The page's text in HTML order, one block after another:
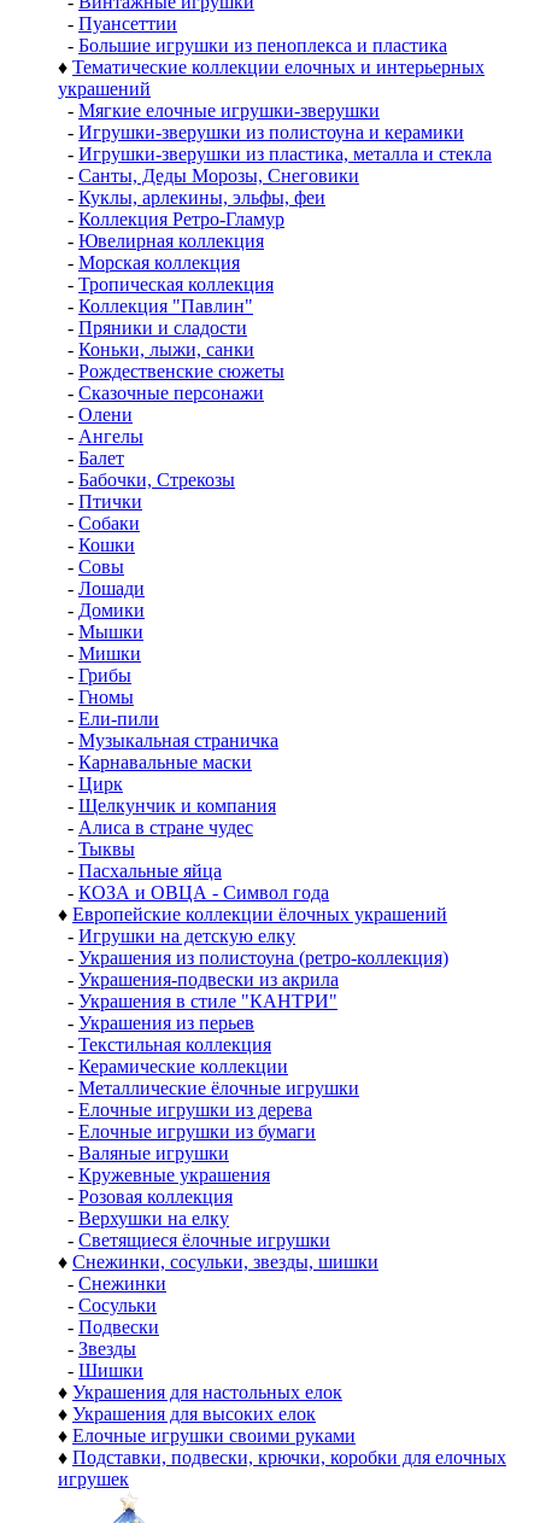
- Пуансеттии
- Большие игрушки из пеноплекса и пластика
♦ Тематические коллекции елочных и интерьерных
украшений
- Мягкие елочные игрушки-зверушки
- Игрушки-зверушки из полистоуна и керамики
- Игрушки-зверушки из пластика, металла и стекла
- Санты, Деды Морозы, Снеговики
- Куклы, арлекины, эльфы, феи
- Коллекция Ретро-Гламур
- Ювелирная коллекция
- Морская коллекция
- Тропическая коллекция
- Коллекция "Павлин"
- Пряники и сладости
- Коньки, лыжи, санки
- Рождественские сюжеты
- Сказочные персонажи
- Олени
- Ангелы
- Балет
- Бабочки, Стрекозы
- Птички
- Собаки
- Кошки
- Совы
- Лошади
- Домики
- Мышки
- Мишки
- Грибы
- Гномы
- Ели-пили
- Музыкальная страничка
- Карнавальные маски
- Цирк
- Щелкунчик и компания
- Алиса в стране чудес
- Тыквы
- Пасхальные яйца
- КОЗА и ОВЦА - Символ года
♦ Европейские коллекции ёлочных украшений
- Игрушки на детскую елку
- Украшения из полистоуна (ретро-коллекция)
- Украшения-подвески из акрила
- Украшения в стиле "КАНТРИ"
- Украшения из перьев
- Текстильная коллекция
- Керамические коллекции
- Металлические ёлочные игрушки
- Елочные игрушки из дерева
- Елочные игрушки из бумаги
- Валяные игрушки
- Кружевные украшения
- Розовая коллекция
- Верхушки на елку
- Светящиеся ёлочные игрушки
♦ Снежинки, сосульки, звезды, шишки
- Снежинки
- Сосульки
- Подвески
- Звезды
- Шишки
♦ Украшения для настольных елок
♦ Украшения для высоких елок
♦ Елочные игрушки своими руками
♦ Подставки, подвески, крючки, коробки для елочных
игрушек